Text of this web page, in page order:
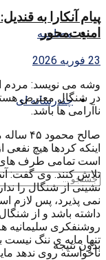
مصاحبه
چندرسانه ای
بدون نتیجه
پیام آنکارا به
امنیت‌محور
23 فوریه 2026
وشه می نویسد: مردم
در شنگال معترض
ناآرامی ها باشد.
صالح
اینکه کردها هیچ
است تمامی طرف های
تلاش کنند. وی
نشینی از شنگال را
نمی پذیرد، پس لازم
روشنفکری
تنها مایه ی ننگ
ناخواسته روی ندهد